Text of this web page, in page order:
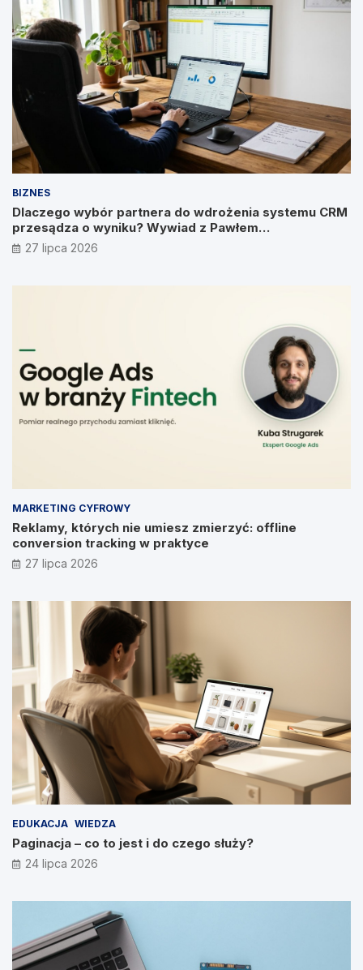
BIZNES
Dlaczego wybór partnera do wdrożenia systemu CRM
przesądza o wyniku? Wywiad z Pawłem
Prymakowskim, CEO IT Vision
27 lipca 2026
MARKETING CYFROWY
Reklamy, których nie umiesz zmierzyć: offline
conversion tracking w praktyce
27 lipca 2026
EDUKACJA WIEDZA
Paginacja – co to jest i do czego służy?
24 lipca 2026